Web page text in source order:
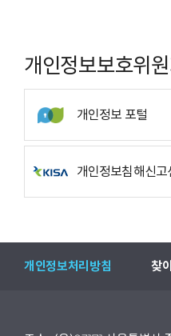
개인정보보호위
개인정보 포털
개인정보침해신고
개인정보처리방침 찾